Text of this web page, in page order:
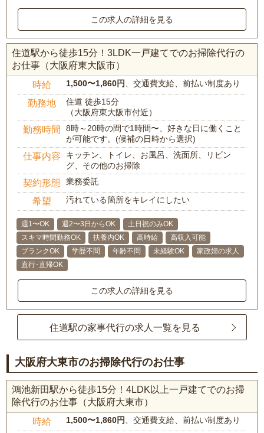
この求人の詳細を見る
住道駅から徒歩15分！3LDK一戸建てでのお掃除代行の
お仕事（大阪府東大阪市）
時給 1,500〜1,860円、交通費支給、前払い制度あり
勤務地
住道 徒歩15分
（大阪府東大阪市付近）
勤務時間
8時～20時の間で1時間〜、好きな日に働くこと
が可能です。(候補の日時から選択)
仕事内容
キッチン、トイレ、お風呂、洗面所、リビン
グ、その他のお掃除
契約形態 業務委託
希望 汚れている箇所をキレイにしたい
週1〜OK 週2〜3日からOK
土日祝のみOK
スキマ時間勤務OK
扶養内OK 高時給
高収入可能
ブランクOK
学歴不問 年齢不問 未経験OK
家政婦の求人
直行･直帰OK
この求人の詳細を見る
住道駅の家事代行の求人一覧を見る
大阪府大東市のお掃除代行のお仕事
鴻池新田駅から徒歩15分！4LDK以上一戸建てでのお掃
除代行のお仕事（大阪府大東市）
時給 1,500〜1,860円 、交通費支給、前払い制度あり